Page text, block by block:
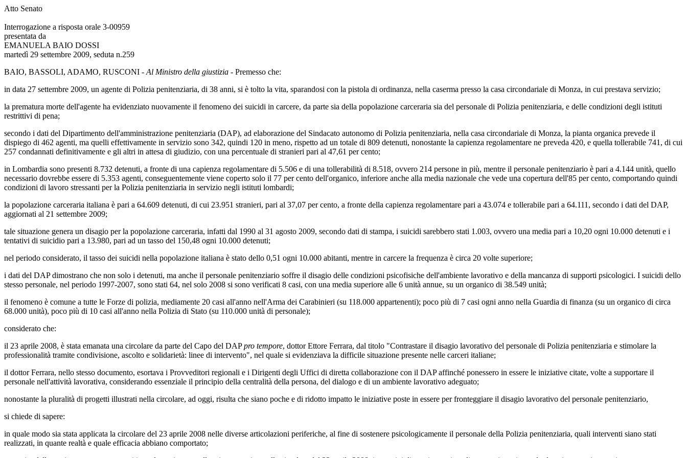
Atto Senato
Interrogazione a risposta orale 3-00959
presentata da
EMANUELA BAIO DOSSI
martedì 29 settembre 2009, seduta n.259
BAIO, BASSOLI, ADAMO, RUSCONI - Al Ministro della giustizia - Premesso che:
in data 27 settembre 2009, un agente di Polizia penitenziaria, di 38 anni, si è tolto la vita, sparandosi con la pistola di ordinanza, nella caserma presso la casa circondariale di Monza, in cui prestava servizio;
la prematura morte dell'agente ha evidenziato nuovamente il fenomeno dei suicidi in carcere, da parte sia della popolazione carceraria sia del personale di Polizia penitenziaria, e delle condizioni degli istituti
restrittivi di pena;
secondo i dati del Dipartimento dell'amministrazione penitenziaria (DAP), ad elaborazione del Sindacato autonomo di Polizia penitenziaria, nella casa circondariale di Monza, la pianta organica prevede il
dispiego di 462 agenti, ma quelli effettivamente in servizio sono 342, quindi 120 in meno, rispetto ad un totale di 809 detenuti, nonostante la capienza regolamentare ne preveda 420, e quella tollerabile 741, di cui
257 condannati definitivamente e gli altri in attesa di giudizio, con una percentuale di stranieri pari al 47,61 per cento;
in Lombardia sono presenti 8.732 detenuti, a fronte di una capienza regolamentare di 5.506 e di una tollerabilità di 8.518, ovvero 214 persone in più, mentre il personale penitenziario è pari a 4.144 unità, quello
necessario dovrebbe essere di 5.353 agenti, conseguentemente viene coperto solo il 77 per cento dell'organico, inferiore anche alla media nazionale che vede una copertura dell'85 per cento, comportando quindi
condizioni di lavoro stressanti per la Polizia penitenziaria in servizio negli istituti lombardi;
la popolazione carceraria italiana è pari a 64.609 detenuti, di cui 23.951 stranieri, pari al 37,07 per cento, a fronte della capienza regolamentare pari a 43.074 e tollerabile pari a 64.111, secondo i dati del DAP,
aggiornati al 21 settembre 2009;
tale situazione genera un disagio per la popolazione carceraria, infatti dal 1990 al 31 agosto 2009, secondo dati di stampa, i suicidi sarebbero stati 1.003, ovvero una media pari a 10,20 ogni 10.000 detenuti e i
tentativi di suicidio pari a 13.980, pari ad un tasso del 150,48 ogni 10.000 detenuti;
nel periodo considerato, il tasso dei suicidi nella popolazione italiana è stato dello 0,51 ogni 10.000 abitanti, mentre in carcere la frequenza è circa 20 volte superiore;
i dati del DAP dimostrano che non solo i detenuti, ma anche il personale penitenziario soffre il disagio delle condizioni psicofisiche dell'ambiente lavorativo e della mancanza di supporti psicologici. I suicidi dello
stesso personale, nel periodo 1997-2007, sono stati 64, nel solo 2008 si sono verificati 8 casi, con una media superiore alle 6 unità annue, su un organico di 38.549 unità;
il fenomeno è comune a tutte le Forze di polizia, mediamente 20 casi all'anno nell'Arma dei Carabinieri (su 118.000 appartenenti); poco più di 7 casi ogni anno nella Guardia di finanza (su un organico di circa
68.000 unità), poco più di 10 casi all'anno nella Polizia di Stato (su 110.000 unità di personale);
considerato che:
il 23 aprile 2008, è stata emanata una circolare da parte del Capo del DAPpro tempore, dottor Ettore Ferrara, dal titolo "Contrastare il disagio lavorativo del personale di Polizia penitenziaria e stimolare la
professionalità tramite condivisione, ascolto e solidarietà: linee di intervento", nel quale si evidenziava la difficile situazione presente nelle carceri italiane;
il dottor Ferrara, nello stesso documento, esortava i Provveditori regionali e i Dirigenti degli Uffici di diretta collaborazione con il DAP affinché ponessero in essere le iniziative citate, volte a supportare il
personale nell'attività lavorativa, considerando essenziale il principio della centralità della persona, del dialogo e di un ambiente lavorativo adeguato;
nonostante la pluralità di progetti illustrati nella circolare, ad oggi, risulta che siano poche e di ridotto impatto le iniziative poste in essere per fronteggiare il disagio lavorativo del personale penitenziario,
si chiede di sapere:
in quale modo sia stata applicata la circolare del 23 aprile 2008 nelle diverse articolazioni periferiche, al fine di sostenere psicologicamente il personale della Polizia penitenziaria, quali interventi siano stati
realizzati, in quante realtà e quale efficacia abbiano comportato;